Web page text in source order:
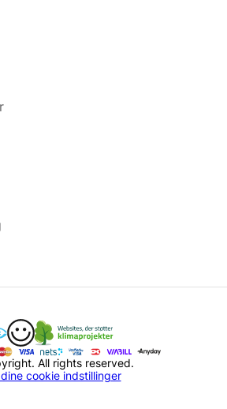
All rights reserved.
cookie indstillinger